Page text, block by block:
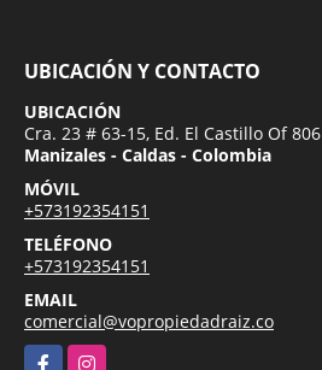
UBICACIÓN Y CONTACTO
UBICACIÓN
Cra. 23 # 63-15, Ed. El Castillo Of 806
Manizales - Caldas - Colombia
MÓVIL
+573192354151
TELÉFONO
+573192354151
EMAIL
comercial@vopropiedadraiz.co
FacebookInstagram